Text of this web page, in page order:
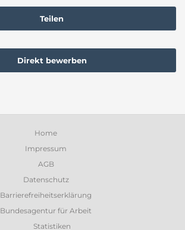
Teilen
Direkt bewerben
Home
Impressum
AGB
Datenschutz
Barrierefreiheitserklärung
Bundesagentur für Arbeit
Statistiken